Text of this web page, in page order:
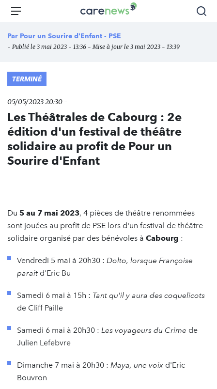
Aller
principal
Carenews,
média
des
Menu
Par Pour un Sourire d'Enfant - PSE
- Publié le 3 mai 2023 - 13:36 - Mise à jour le 3 mai 2023 - 13:39
TERMINÉ
05/05/2023 20:30 -
Les Théâtrales de Cabourg : 2e
édition d'un festival de théâtre
solidaire au profit de Pour un
Sourire d'Enfant
Du 5 au 7 mai 2023, 4 pièces de théâtre renommées
sont jouées au profit de PSE lors d'un festival de théâtre
solidaire organisé par des bénévoles à Cabourg :
Vendredi 5 mai à 20h30 : Dolto, lorsque Françoise
parait d'Eric Bu
Samedi 6 mai à 15h : Tant qu'il y aura des coquelicots
de Cliff Paille
Samedi 6 mai à 20h30 : Les voyageurs du Crime de
Julien Lefebvre
Dimanche 7 mai à 20h30 : Maya, une voix d'Eric
Bouvron